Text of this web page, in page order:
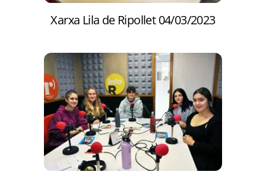
Xarxa Lila de Ripollet 04/03/2023